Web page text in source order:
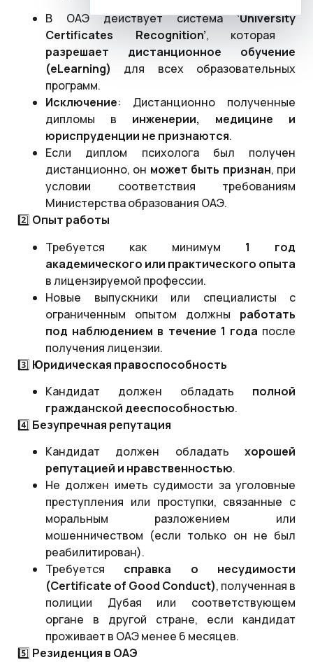
В ОАЭ действует система‘University
Certificates Recognition’, которая
разрешает дистанционное обучение
(eLearning) для всех образовательных
программ.
Исключение: Дистанционно полученные
дипломы в инженерии, медицине и
юриспруденции не признаются.
Если диплом психолога был получен
дистанционно, он может быть признан, при
условии соответствия требованиям
Министерства образования ОАЭ.
2️⃣ Опыт работы
Требуется как минимум 1 год
академического или практического опыта
в лицензируемой профессии.
Новые выпускники или специалисты с
ограниченным опытом должны работать
под наблюдением в течение 1 года после
получения лицензии.
3️⃣ Юридическая правоспособность
Кандидат должен обладать полной
гражданской дееспособностью.
4️⃣ Безупречная репутация
Кандидат должен обладать хорошей
репутацией и нравственностью.
Не должен иметь судимости за уголовные
преступления или проступки, связанные с
моральным разложением или
мошенничеством (если только он не был
реабилитирован).
Требуется справка о несудимости
(Certificate of Good Conduct), полученная в
полиции Дубая или соответствующем
органе в другой стране, если кандидат
проживает в ОАЭ менее 6 месяцев.
5️⃣ Резиденция в ОАЭ